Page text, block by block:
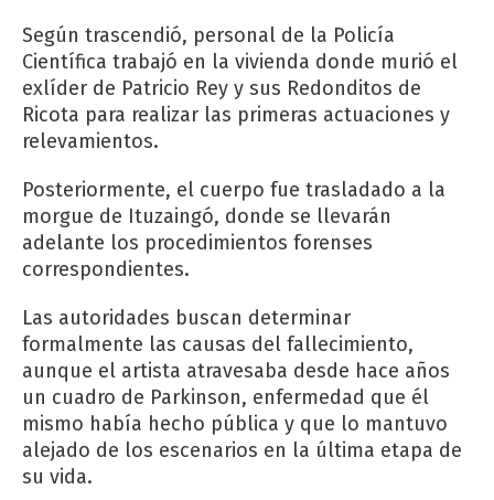
Según trascendió, personal de la Policía
Científica trabajó en la vivienda donde murió el
exlíder de Patricio Rey y sus Redonditos de
Ricota para realizar las primeras actuaciones y
relevamientos.
Posteriormente, el cuerpo fue trasladado a la
morgue de Ituzaingó, donde se llevarán
adelante los procedimientos forenses
correspondientes.
Las autoridades buscan determinar
formalmente las causas del fallecimiento,
aunque el artista atravesaba desde hace años
un cuadro de Parkinson, enfermedad que él
mismo había hecho pública y que lo mantuvo
alejado de los escenarios en la última etapa de
su vida.